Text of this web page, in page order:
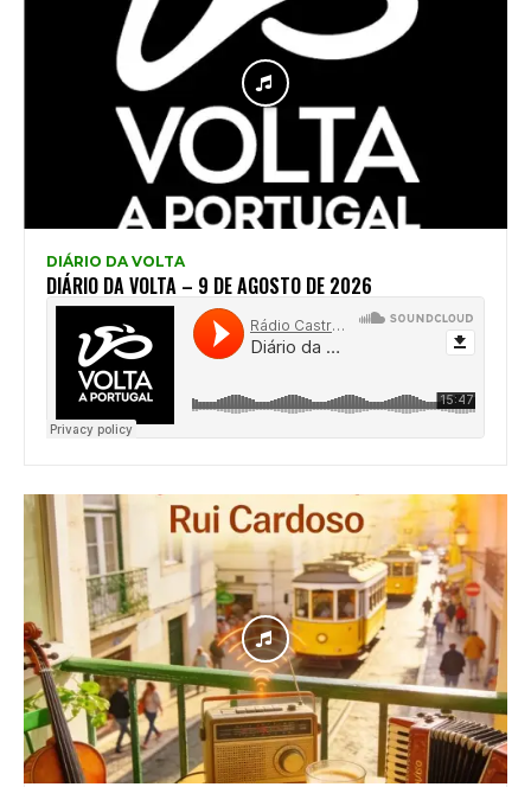
DIÁRIO DA VOLTA
DIÁRIO DA VOLTA – 9 DE AGOSTO DE 2026